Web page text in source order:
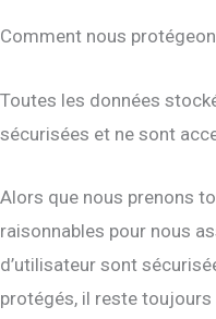
Comment nous
Toutes les données
sécurisées et ne sont
Alors que nous prenons
raisonnables pour nous
d’utilisateur sont
protégés, il reste toujours